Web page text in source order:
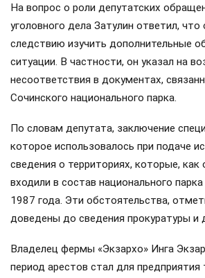
На вопрос о роли депутатских
уголовного дела Затулин ответил, что
следствию изучить дополнительные
ситуации. В частности, он указал на
несоответствия в документах,
Сочинского национального парка.
По словам депутата, заключение
которое использовалось при подаче
сведения о территориях, которые, как
входили в состав национального
1987 года. Эти обстоятельства,
доведены до сведения прокуратуры и
Владелец фермы «Экзархо» Инга
период арестов стал для